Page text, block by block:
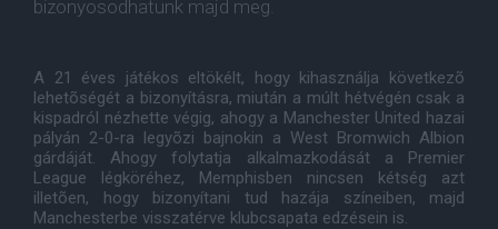
bizonyosodhatunk majd meg.
A 21 éves játékos eltökélt, hogy kihasználja következõ
lehetõségét a bizonyításra, miután a múlt hétvégén csak a
kispadról nézhette végig, ahogy a Manchester United hazai
pályán 2-0-ra legyõzi bajnokin a West Bromwich Albion
gárdáját. Ahogy folytatja alkalmazkodását a Premier
League légköréhez, Memphisben nincsen kétség azt
illetõen, hogy bizonyítani tud hazája színeiben, majd
Manchesterbe visszatérve klubcsapata edzésein is.